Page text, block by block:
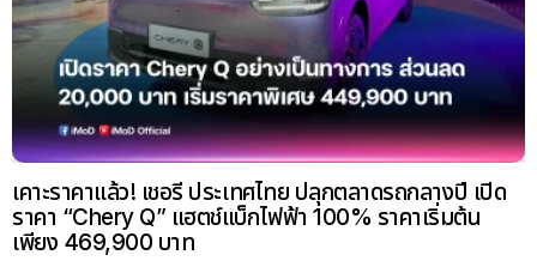
เคาะราคาแล้ว! เชอรี ประเทศไทย ปลุกตลาดรถกลางปี เปิด
ราคา “Chery Q” แฮตช์แบ็กไฟฟ้า 100% ราคาเริ่มต้น
เพียง 469,900 บาท